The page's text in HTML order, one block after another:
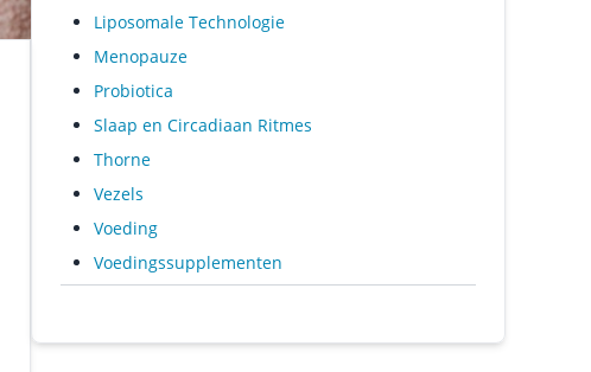
Liposomale Technologie
Menopauze
Probiotica
Slaap en Circadiaan Ritmes
Thorne
Vezels
Voeding
Voedingssupplementen